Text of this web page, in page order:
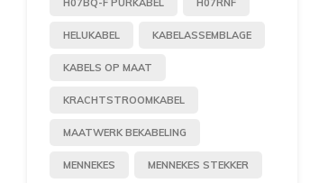
HELUKABEL KABELASSEMBLAGE
KABELS OP MAAT
KRACHTSTROOMKABEL
MAATWERK BEKABELING
MENNEKES MENNEKES STEKKER